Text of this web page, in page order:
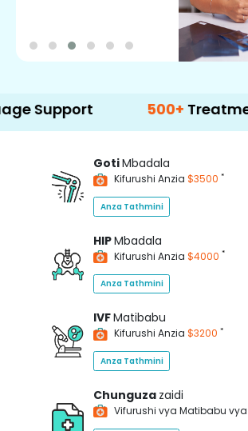
500+ Treatment
GotiMbadala
Kifurushi Anzia $3500 *
Anza Tathmini
HIPMbadala
Kifurushi Anzia $4000 *
Anza Tathmini
IVFMatibabu
Kifurushi Anzia $3200 *
Anza Tathmini
Chunguza zaidi
Vifurushi vya Matibabu